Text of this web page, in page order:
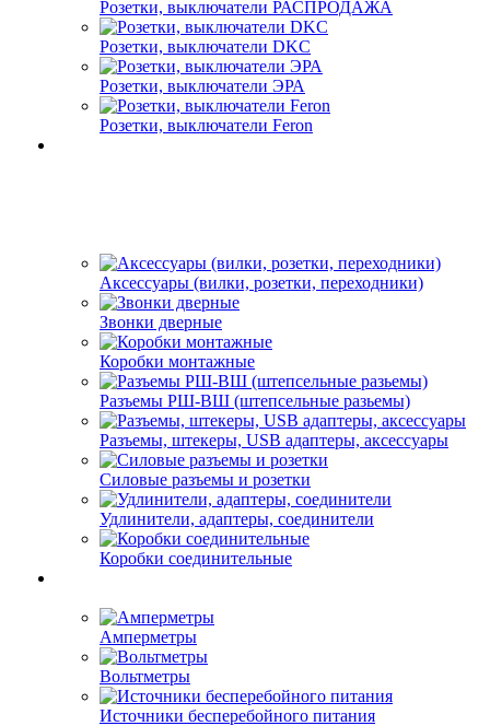
Розетки, выключатели РАСПРОДАЖА
Розетки, выключатели DKC
Розетки, выключатели ЭРА
Розетки, выключатели Feron
Аксессуары (вилки, розетки, переходники)
Звонки дверные
Коробки монтажные
Разъемы РШ-ВШ (штепсельные разьемы)
Разъемы, штекеры, USB адаптеры, аксессуары
Силовые разъемы и розетки
Удлинители, адаптеры, соединители
Коробки соединительные
Амперметры
Вольтметры
Источники бесперебойного питания